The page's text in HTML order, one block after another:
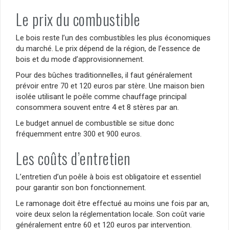
Le prix du combustible
Le bois reste l’un des combustibles les plus économiques
du marché. Le prix dépend de la région, de l’essence de
bois et du mode d’approvisionnement.
Pour des bûches traditionnelles, il faut généralement
prévoir entre 70 et 120 euros par stère. Une maison bien
isolée utilisant le poêle comme chauffage principal
consommera souvent entre 4 et 8 stères par an.
Le budget annuel de combustible se situe donc
fréquemment entre 300 et 900 euros.
Les coûts d’entretien
L’entretien d’un poêle à bois est obligatoire et essentiel
pour garantir son bon fonctionnement.
Le ramonage doit être effectué au moins une fois par an,
voire deux selon la réglementation locale. Son coût varie
généralement entre 60 et 120 euros par intervention.